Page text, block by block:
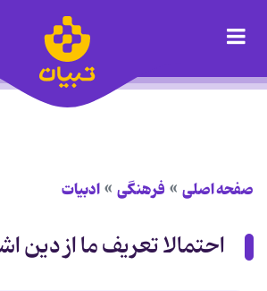
صفحه اصلی فرهنگی ادبیات
احتمالا تعریف ما از دین